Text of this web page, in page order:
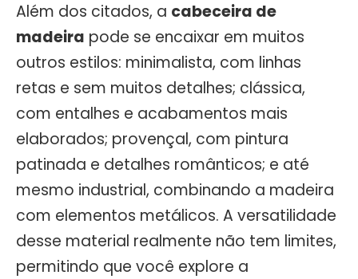
Além dos citados, a cabeceira de
madeira pode se encaixar em muitos
outros estilos: minimalista, com linhas
retas e sem muitos detalhes; clássica,
com entalhes e acabamentos mais
elaborados; provençal, com pintura
patinada e detalhes românticos; e até
mesmo industrial, combinando a madeira
com elementos metálicos. A versatilidade
desse material realmente não tem limites,
permitindo que você explore a